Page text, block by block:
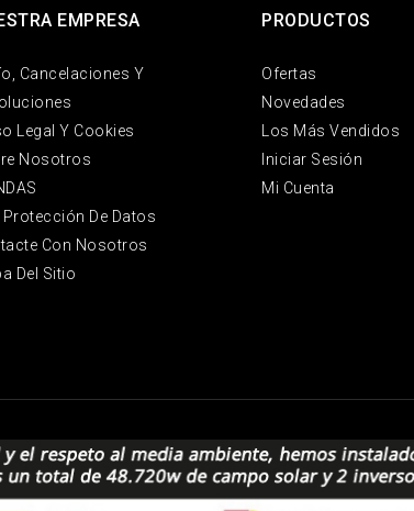
PRODUCTOS
Ofertas
Novedades
Los Más Vendidos
Iniciar Sesión
Mi Cuenta
EMPRESA
Cancelaciones Y
Legal Y Cookies
Nosotros
Protección De Datos
Con Nosotros
Del Sitio